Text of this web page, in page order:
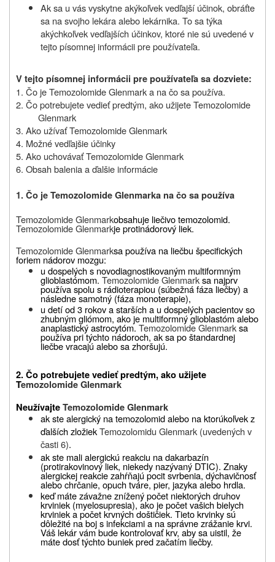
Ak sa u vás vyskytne akýkoľvek vedľajší účinok, obráťte
sa na svojho lekára alebo lekárnika. To sa týka
akýchkoľvek vedľajších účinkov, ktoré nie sú uvedené v
tejto písomnej informácii pre používateľa.
V tejto písomnej informácii pre používateľa sa dozviete:
1. Čo jeTemozolomide Glenmarka na čo sa používa.
2. Čo potrebujete vedieť predtým, ako užijeteTemozolomide
Glenmark
3. Ako užívaťTemozolomide Glenmark
4. Možné vedľajšie účinky
5. Ako uchovávaťTemozolomide Glenmark
6. Obsah balenia a ďalšie informácie
1. Čo jeTemozolomide Glenmarka na čo sa používa
Temozolomide Glenmarkobsahuje liečivo temozolomid.
Temozolomide Glenmarkje protinádorový liek.
Temozolomide Glenmarksa používa na liečbu špecifických
foriem nádorov mozgu:
u dospelých s novodiagnostikovaným multiformným
glioblastómom. Temozolomide Glenmarksa najprv
používa spolu s rádioterapiou (súbežná fáza liečby) a
následne samotný (fáza monoterapie),
u detí od 3 rokov a starších a u dospelých pacientov so
zhubným gliómom, ako je multiformný glioblastóm alebo
anaplastický astrocytóm. Temozolomide Glenmarksa
používa pri týchto nádoroch, ak sa po štandardnej
liečbe vracajú alebo sa zhoršujú.
2. Čo potrebujete vedieť predtým, ako užijete
Temozolomide Glenmark
NeužívajteTemozolomide Glenmark
ak ste alergický na temozolomid alebo na ktorúkoľvek z
ďalších zložiekTemozolomidu Glenmark (uvedených v
časti 6).
ak ste mali alergickú reakciu na dakarbazín
(protirakovinový liek, niekedy nazývaný DTIC). Znaky
alergickej reakcie zahŕňajú pocit svrbenia, dýchavičnosť
alebo chrčanie, opuch tváre, pier, jazyka alebo hrdla.
keď máte závažne znížený počet niektorých druhov
krviniek (myelosupresia), ako je počet vašich bielych
krviniek a počet krvných doštičiek. Tieto krvinky sú
dôležité na boj s infekciami a na správne zrážanie krvi.
Váš lekár vám bude kontrolovať krv, aby sa uistil, že
máte dosť týchto buniek pred začatím liečby.